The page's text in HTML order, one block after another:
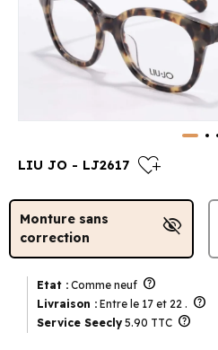
LIU JO - LJ2617 heart_plus
Monture sans
correction
visibility_off
Etat : Comme neuf help
Livraison : Entre le 17 et 22 . help
Service Seecly 5.90 TTC help